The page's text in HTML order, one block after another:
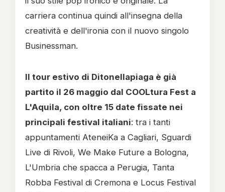
carriera continua quindi all'insegna della
creatività e dell'ironia con il nuovo singolo
Businessman.
Il tour estivo di Ditonellapiaga è già
partito il 26 maggio dal COOLtura Fest a
L'Aquila, con oltre 15 date fissate nei
principali festival italiani: tra i tanti
appuntamenti AteneiKa a Cagliari, Sguardi
Live di Rivoli, We Make Future a Bologna,
L'Umbria che spacca a Perugia, Tanta
Robba Festival di Cremona e Locus Festival